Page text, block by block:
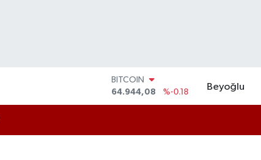
64.944,08
DOLAR
47,7436
%0.18
Beyoğlu